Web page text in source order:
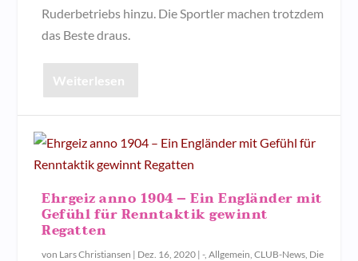
Ruderbetriebs hinzu. Die Sportler machen trotzdem
das Beste draus.
Weiterlesen
Ehrgeiz anno 1904 – Ein Engländer mit
Gefühl für Renntaktik gewinnt
Regatten
von Lars Christiansen | Dez. 16, 2020 |-,Allgemein,CLUB-News, Die